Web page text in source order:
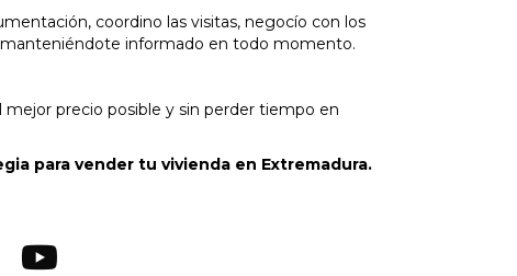
coordino las visitas, negocío con los
informado en todo momento.
precio posible y sin perder tiempo en
para vender tu vivienda en Extremadura.